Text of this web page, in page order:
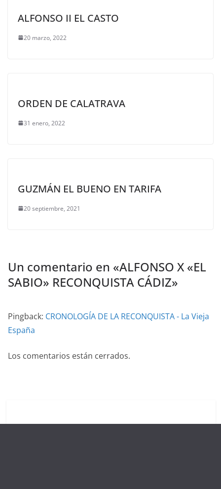
ALFONSO II EL CASTO
20 marzo, 2022
ORDEN DE CALATRAVA
31 enero, 2022
GUZMÁN EL BUENO EN TARIFA
20 septiembre, 2021
Un comentario en «ALFONSO X «EL
SABIO» RECONQUISTA CÁDIZ»
Pingback: CRONOLOGÍA DE LA RECONQUISTA - La Vieja
España
Los comentarios están cerrados.